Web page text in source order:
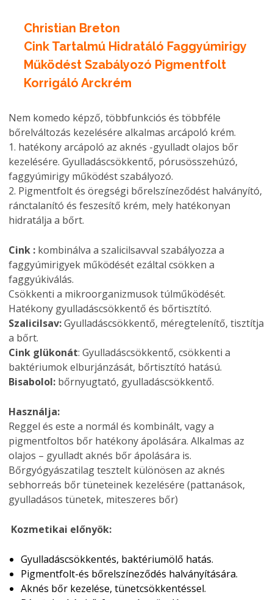
Christian Breton
Cink Tartalmú Hidratáló Faggyúmirigy
Működést Szabályozó Pigmentfolt
Korrigáló Arckrém
Nem komedo képző, többfunkciós és többféle
bőrelváltozás kezelésére alkalmas arcápoló krém.
1. hatékony arcápoló az aknés -gyulladt olajos bőr
kezelésére. Gyulladáscsökkentő, pórusösszehúzó,
faggyúmirigy működést szabályozó.
2. Pigmentfolt és öregségi bőrelszíneződést halványító,
ránctalanító és feszesítő krém, mely hatékonyan
hidratálja a bőrt.
Cink : kombinálva a szalicilsavval szabályozza a
faggyúmirigyek működését ezáltal csökken a
faggyúkiválás.
Csökkenti a mikroorganizmusok túlműködését.
Hatékony gyulladáscsökkentő és bőrtisztító.
Szalicilsav:Gyulladáscsökkentő, méregtelenítő, tisztítja
a bőrt.
Cink glükonát: Gyulladáscsökkentő, csökkenti a
baktériumok elburjánzását, bőrtisztító hatású.
Bisabolol: bőrnyugtató, gyulladáscsökkentő.
Használja:
Reggel és este a normál és kombinált, vagy a
pigmentfoltos bőr hatékony ápolására. Alkalmas az
olajos – gyulladt aknés bőr ápolására is.
Bőrgyógyászatilag tesztelt különösen az aknés
sebhorreás bőr tüneteinek kezelésére (pattanások,
gyulladásos tünetek, miteszeres bőr)
Kozmetikai előnyök:
Gyulladáscsökkentés, baktériumölő hatás.
Pigmentfolt-és bőrelszíneződés halványítására.
Aknés bőr kezelése, tünetcsökkentéssel.